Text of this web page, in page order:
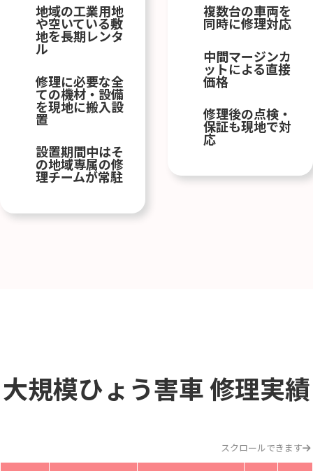
地域の工業用地
や空いている敷
地を長期レンタ
ル
修理に必要な全
ての機材・設備
を現地に搬入設
置
設置期間中はそ
の地域専属の修
理チームが常駐
複数台の車両を
同時に修理対応
中間マージンカ
ットによる直接
価格
修理後の点検・
保証も現地で対
応
大規模ひょう害車修理実績
スクロールできます